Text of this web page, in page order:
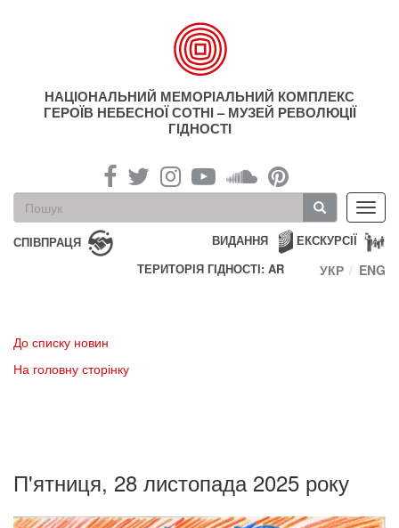
НАЦІОНАЛЬНИЙ МЕМОРІАЛЬНИЙ КОМПЛЕКС
ГЕРОЇВ НЕБЕСНОЇ СОТНІ – МУЗЕЙ РЕВОЛЮЦІЇ
ГІДНОСТІ
Пошукова
форма
Пошук
СПІВПРАЦЯ ЕКСКУРСІЇ
ВИДАННЯ
ТЕРИТОРІЯ ГІДНОСТІ: AR
УКР ENG
До списку новин
На головну сторінку
П'ятниця, 28 листопада 2025 року